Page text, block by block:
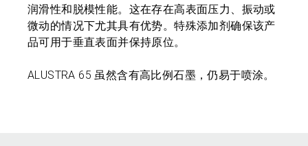
润滑性和脱模性能。这在存在高表面压力、振动或
微动的情况下尤其具有优势。特殊添加剂确保该产
品可用于垂直表面并保持原位。
ALUSTRA 65 虽然含有高比例石墨，仍易于喷涂。